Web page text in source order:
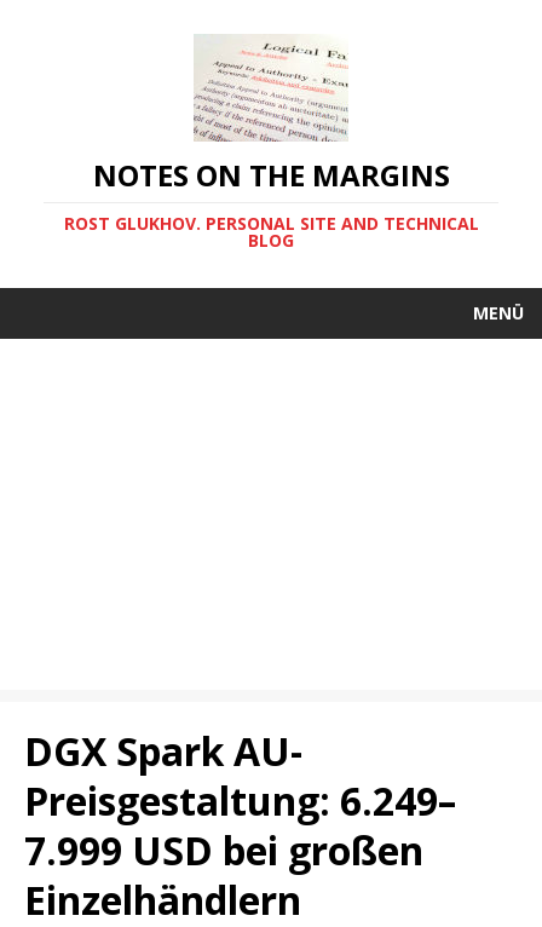
NOTES ON THE MARGINS
ROST GLUKHOV. PERSONAL SITE AND TECHNICAL
BLOG
MENÜ
DGX Spark AU-
Preisgestaltung: 6.249–
7.999 USD bei großen
Einzelhändlern